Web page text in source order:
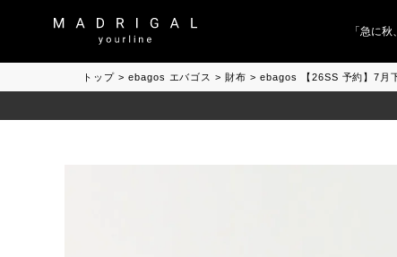
「急に秋、着
トップ ebagos エバゴス 財布 ebagos 【26SS 予約】7月